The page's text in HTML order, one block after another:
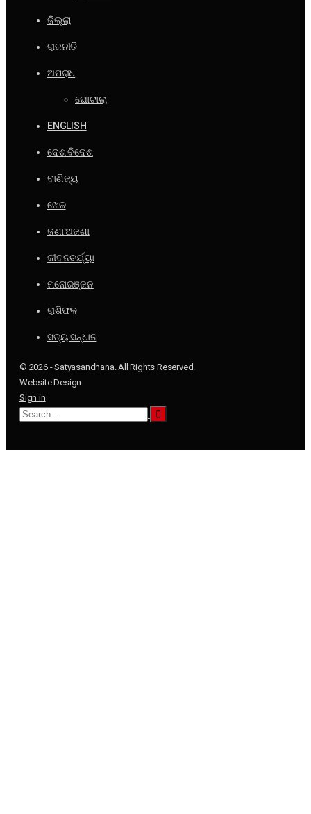
ଜିଲ୍ଲା
ରାଜନୀତି
ଅପରାଧ
ଘୋଟାଲା
ENGLISH
ଦେଶ ବିଦେଶ
ବାଣିଜ୍ୟ
ଖେଳ
ଜଣା ଅଜଣା
ଜୀବନଚର୍ଯ୍ୟା
ମନୋରଞ୍ଜନ
ରାଶିଫଳ
ସତ୍ୟ ସନ୍ଧାନ
© 2026 - Satyasandhana. All Rights Reserved.
Website Design:
Sign in